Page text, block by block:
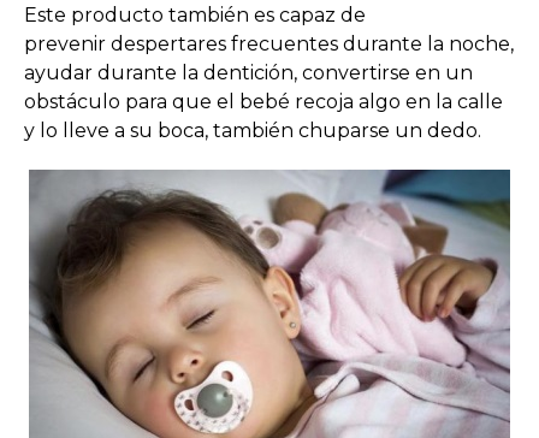
Este producto también es capaz de
prevenir despertares frecuentes durante la noche,
ayudar durante la dentición, convertirse en un
obstáculo para que el bebé recoja algo en la calle
y lo lleve a su boca, también chuparse un dedo.